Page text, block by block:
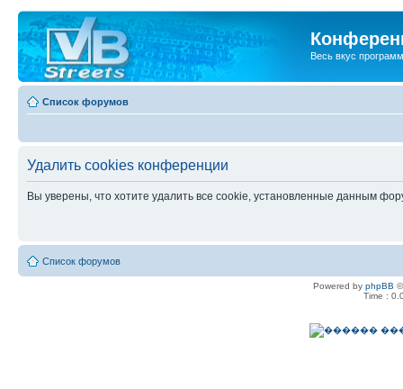
Весь вкус
Список форумов
Удалить cookies конференции
Вы уверены, что хотите удалить все cookie, установленные данным
Список форумов
Powered by phpBB
Time :